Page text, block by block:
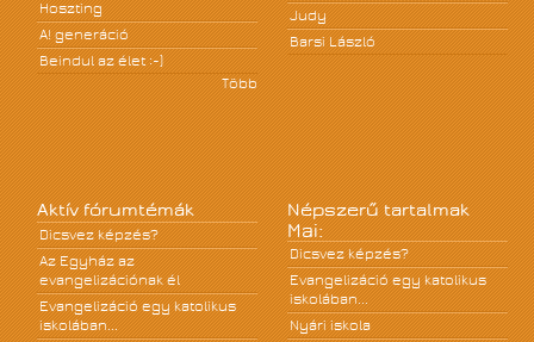
Hoszting
A! generáció
Beindul az élet :-)
Több
Judy
Barsi László
Aktív fórumtémák
Dicsvez képzés?
Az Egyház az
evangelizációnak él
Evangelizáció egy katolikus
iskolában...
Népszerű tartalmak
Mai:
Dicsvez képzés?
Evangelizáció egy katolikus
iskolában...
Nyári iskola